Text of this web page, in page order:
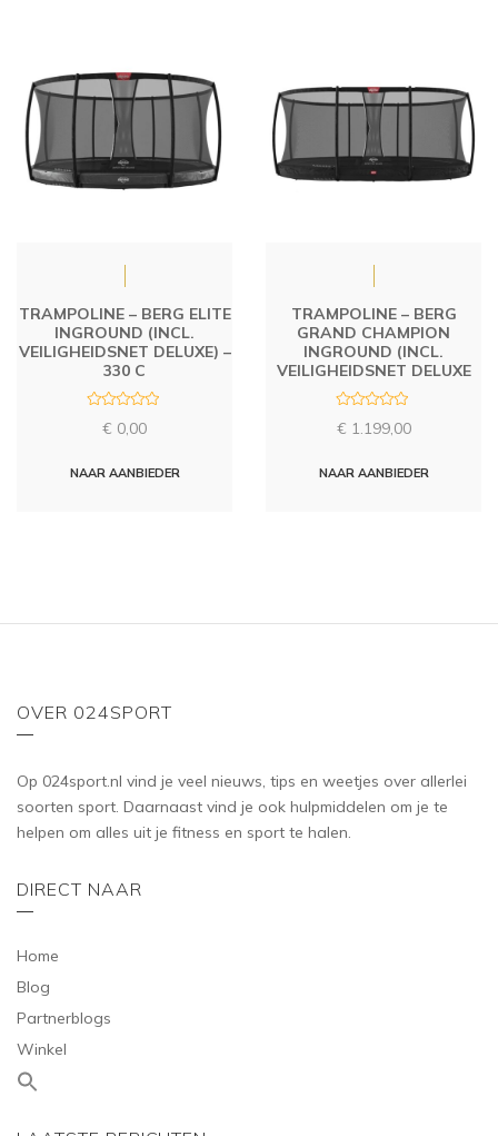
TRAMPOLINE – BERG ELITE
INGROUND (INCL.
VEILIGHEIDSNET DELUXE) –
330 C
d
€ 0,00
NAAR AANBIEDER
TRAMPOLINE – BERG
GRAND CHAMPION
INGROUND (INCL.
VEILIGHEIDSNET DELUXE
a
d
€ 1.199,00
NAAR AANBIEDER
OVER 024SPORT
Op 024sport.nl vind je veel nieuws, tips en weetjes over allerlei
soorten sport. Daarnaast vind je ook hulpmiddelen om je te
helpen om alles uit je fitness en sport te halen.
DIRECT NAAR
Home
Blog
Partnerblogs
Winkel